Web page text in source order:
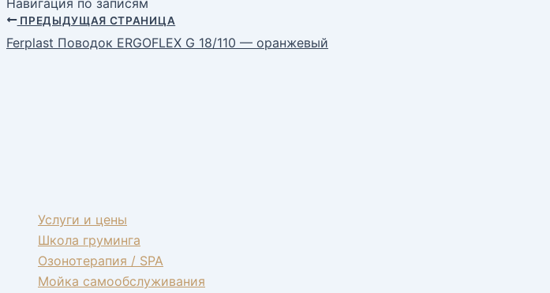
ПРЕДЫДУЩАЯ СТРАНИЦА
Ferplast Поводок ERGOFLEX G 18/110 — оранжевый
Услуги и цены
Школа груминга
Озонотерапия / SPA
Мойка самообслуживания